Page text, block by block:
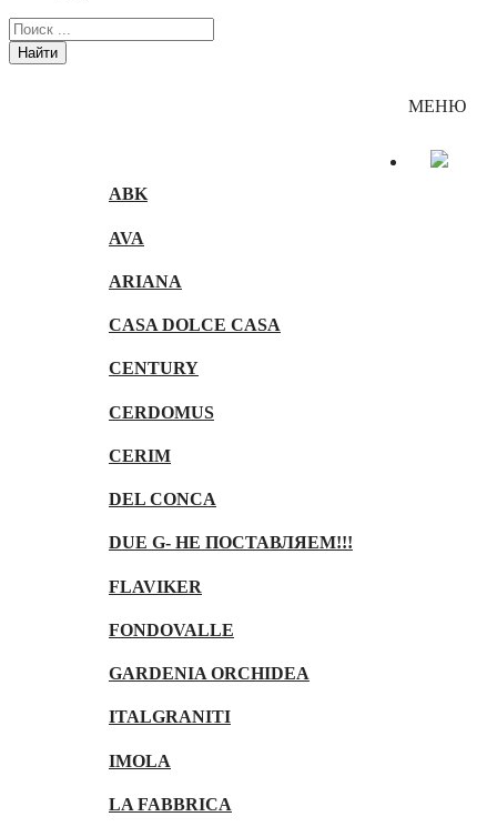
Найти
ABK
AVA
ARIANA
CASA DOLCE CASA
CENTURY
CERDOMUS
CERIM
DEL CONCA
DUE G- НЕ ПОСТАВЛЯЕМ!!!
FLAVIKER
FONDOVALLE
GARDENIA ORCHIDEA
ITALGRANITI
IMOLA
LA FABBRICA
МЕНЮ